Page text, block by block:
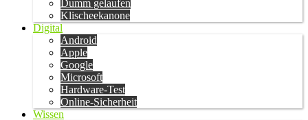
Dumm gelaufen
Klischeekanone
Digital
Android
Apple
Google
Microsoft
Hardware-Test
Online-Sicherheit
Wissen